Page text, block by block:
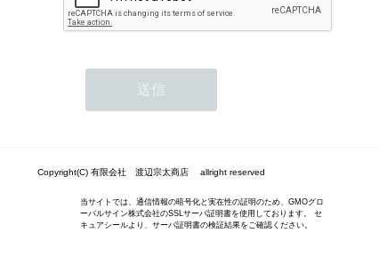
Copyright(C) 有限会社 渡辺宗太商店 allright reserved
当サイトでは、通信情報の暗号化と実在性の証明のため、GMOグロ
ーバルサイン株式会社のSSLサーバ証明書を使用しております。 セ
キュアシールより、サーバ証明書の検証結果をご確認ください。